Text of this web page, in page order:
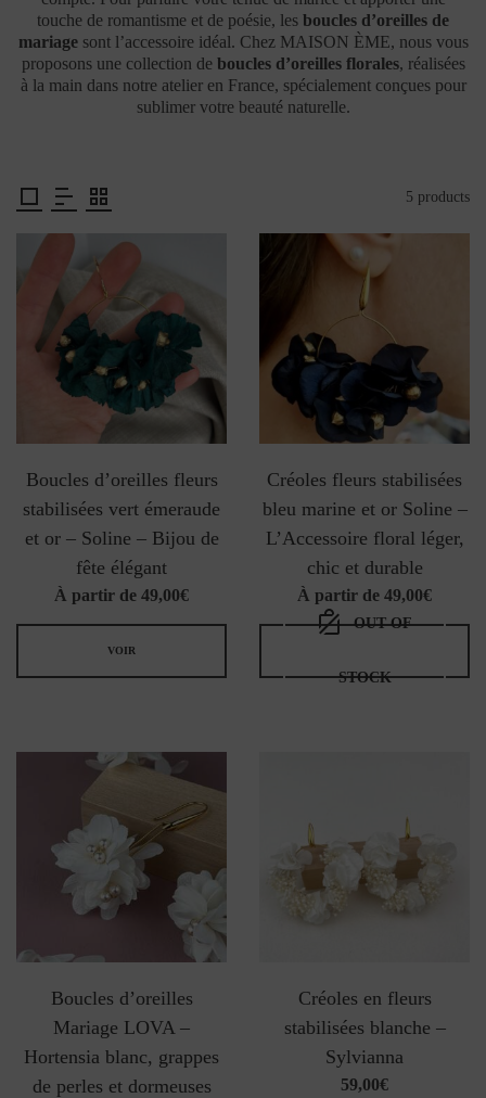
touche de romantisme et de poésie, les boucles d’oreilles de
mariagesont l’accessoire idéal. Chez MAISON ÈME, nous vous
proposons une collection de boucles d’oreilles florales, réalisées
à la main dans notre atelier en France, spécialement conçues pour
sublimer votre beauté naturelle.
5 products
Boucles d’oreilles fleurs
stabilisées vert émeraude
et or – Soline – Bijou de
fête élégant
À partir de 49,00€
VOIR
Créoles fleurs stabilisées
bleu marine et or Soline –
L’Accessoire floral léger,
chic et durable
À partir de 49,00€
OUT OF
STOCK
Boucles d’oreilles
Mariage LOVA –
Hortensia blanc, grappes
de perles et dormeuses
Créoles en fleurs
stabilisées blanche –
Sylvianna
59,00€